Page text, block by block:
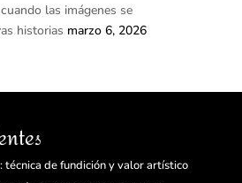
las imágenes se
historias marzo 6, 2026
técnica de fundición y valor artístico